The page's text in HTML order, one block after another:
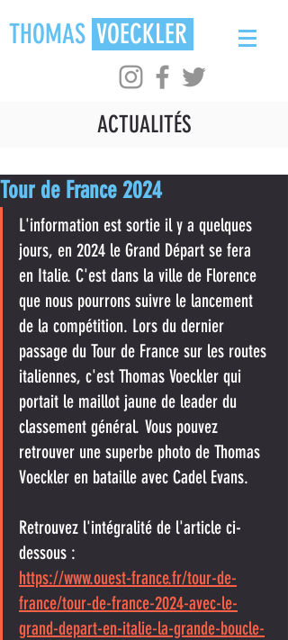
THOMAS VOECKLER
ACTUALITÉS
Tour de France 2024
L'information est sortie il y a quelques
jours, en 2024 le Grand Départ se fera
en Italie. C'est dans la ville de Florence
que nous pourrons suivre le lancement
de la compétition. Lors du dernier
passage du Tour de France sur les routes
italiennes, c'est Thomas Voeckler qui
portait le maillot jaune de leader du
classement général. Vous pouvez
retrouver une superbe photo de Thomas
Voeckler en bataille avec Cadel Evans.
Retrouvez l'intégralité de l'article ci-
dessous :
https://www.ouest-france.fr/tour-de-
france/tour-de-france-2024-avec-le-
grand-depart-en-italie-la-grande-boucle-